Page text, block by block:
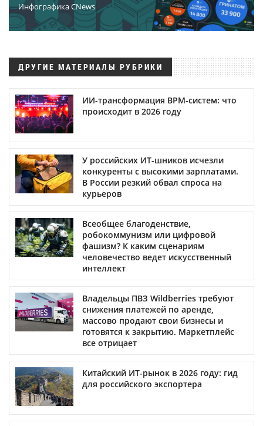
Инфографика CNews
ДРУГИЕ МАТЕРИАЛЫ РУБРИКИ
ИИ-трансформация BPM-систем: что
происходит в 2026 году
У российских ИТ-шников исчезли
конкуренты с высокими зарплатами.
В России резкий обвал спроса на
курьеров
Всеобщее благоденствие,
робокоммунизм или цифровой
фашизм? К каким сценариям
человечество ведет искусственный
интеллект
Владельцы ПВЗ Wildberries требуют
снижения платежей по аренде,
массово продают свои бизнесы и
готовятся к закрытию. Маркетплейс
все отрицает
Китайский ИТ-рынок в 2026 году: гид
для российского экспортера